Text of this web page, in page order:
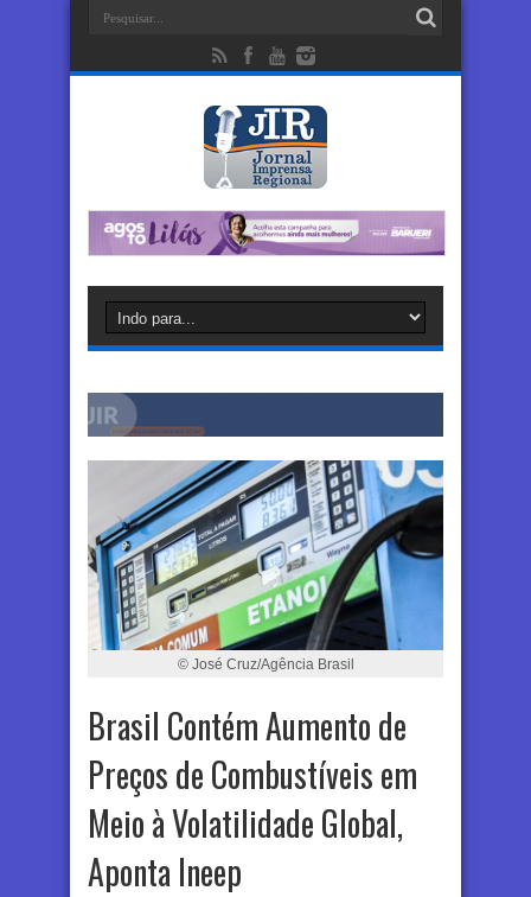
© José Cruz/Agência Brasil
Brasil Contém Aumento de
Preços de Combustíveis em
Meio à Volatilidade Global,
Aponta Ineep